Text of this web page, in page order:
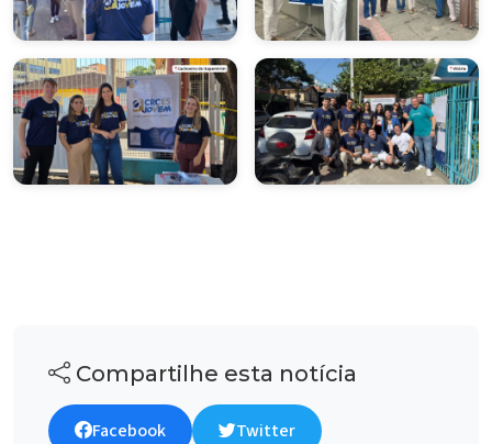
Compartilhe esta notícia
Facebook Twitter